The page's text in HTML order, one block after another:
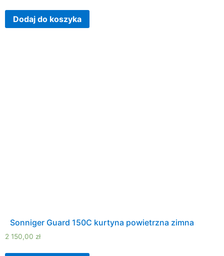
Dodaj do koszyka
Sonniger Guard 150C kurtyna powietrzna zimna
2 150,00 zł